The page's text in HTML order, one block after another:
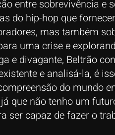
entre sobrevivência e
do hip-hop que
mas também
uma crise e
e divagante, Beltrão
e analisá-la, é
do mundo
que não tenho um
ser capaz de fazer o